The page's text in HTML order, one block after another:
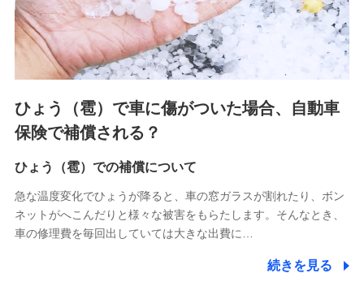
3.セミナー募集サイトから取得した個人情報
各種セミナーの案内、開催のため
上記に係る連絡・手続き・管理等付帯業務を行うため
4.家族・友達紹介にて取得した個人情報
被紹介者への連絡、及び当社と取引のあるもしくは委託を受
けている保険会社・提携会社の保険その他に関する情報を提
供し、金融商品等の契約を勧奨するため
アンケートやキャンペーン等の実施のため
上記に係る連絡・手続き・管理等付帯業務を行うため
5.通話録音にて取得する情報
ひょう（雹）で車に傷がついた場合、自動車
保険で補償される？
ひょう（雹）での補償について
急な温度変化でひょうが降ると、車の窓ガラスが割れたり、ボン
ネットがへこんだりと様々な被害をもらたします。そんなとき、
車の修理費を毎回出していては大きな出費に…
続きを見る